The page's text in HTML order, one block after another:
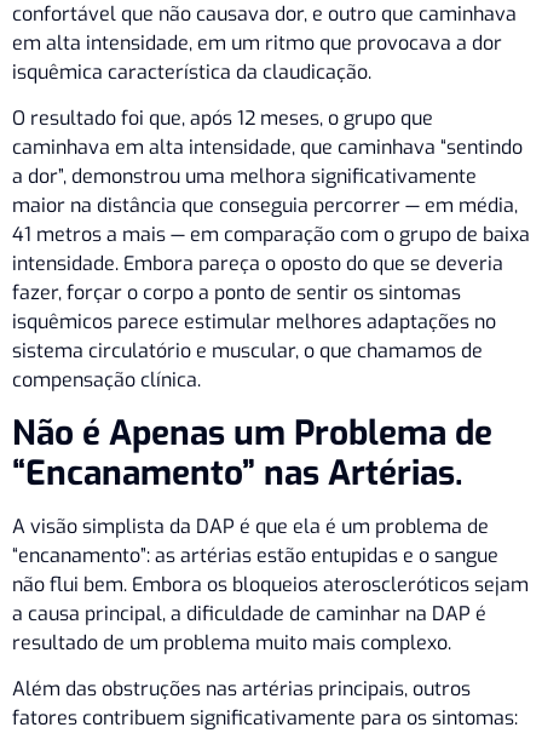
confortável que não causava dor, e outro que caminhava
em alta intensidade, em um ritmo que provocava a dor
isquêmica característica da claudicação.
O resultado foi que, após 12 meses, o grupo que
caminhava em alta intensidade, que caminhava “sentindo
a dor”, demonstrou uma melhora significativamente
maior na distância que conseguia percorrer — em média,
41 metros a mais — em comparação com o grupo de baixa
intensidade. Embora pareça o oposto do que se deveria
fazer, forçar o corpo a ponto de sentir os sintomas
isquêmicos parece estimular melhores adaptações no
sistema circulatório e muscular, o que chamamos de
compensação clínica.
Não é Apenas um Problema de
“Encanamento” nas Artérias.
A visão simplista da DAP é que ela é um problema de
“encanamento”: as artérias estão entupidas e o sangue
não flui bem. Embora os bloqueios ateroscleróticos sejam
a causa principal, a dificuldade de caminhar na DAP é
resultado de um problema muito mais complexo.
Além das obstruções nas artérias principais, outros
fatores contribuem significativamente para os sintomas: